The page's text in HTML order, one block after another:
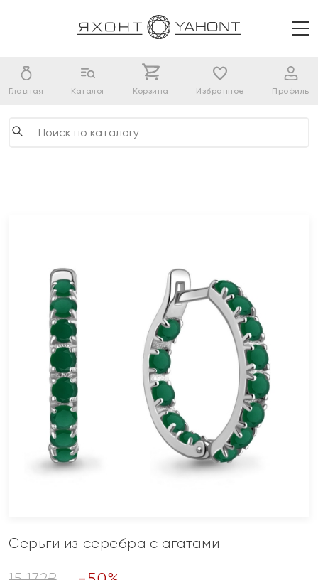
Главная Каталог Корзина Избранное Профиль
Серьги из серебра с агатами